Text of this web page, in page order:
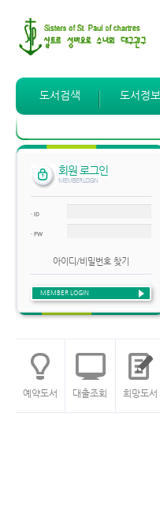
도서검색 도서정보
회원 로그인
MEMBER LOGIN
· ID
· PW
아이디/비밀번호 찾기
MEMBER LOGIN
예약도서 대출조회 희망도서